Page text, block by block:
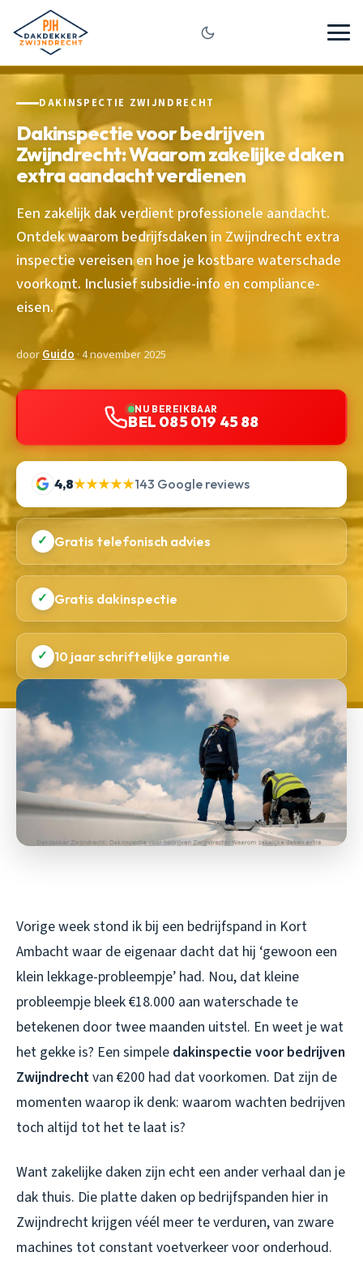
DAKINSPECTIE ZWIJNDRECHT
Dakinspectie voor bedrijven
Zwijndrecht: Waarom zakelijke daken
extra aandacht verdienen
Een zakelijk dak verdient professionele aandacht.
Ontdek waarom bedrijfsdaken in Zwijndrecht extra
inspectie vereisen en hoe je kostbare waterschade
voorkomt. Inclusief subsidie-info en compliance-
eisen.
doorGuido· 4 november 2025
NU BEREIKBAAR
BEL 085 019 45 88
4,8★★★★★143 Google reviews
✓ Gratis telefonisch advies
✓ Gratis dakinspectie
✓ 10 jaar schriftelijke garantie
Vorige week stond ik bij een bedrijfspand in Kort
Ambacht waar de eigenaar dacht dat hij ‘gewoon een
klein lekkage-probleempje’ had. Nou, dat kleine
probleempje bleek €18.000 aan waterschade te
betekenen door twee maanden uitstel. En weet je wat
het gekke is? Een simpele dakinspectie voor bedrijven
Zwijndrechtvan €200 had dat voorkomen. Dat zijn de
momenten waarop ik denk: waarom wachten bedrijven
toch altijd tot het te laat is?
Want zakelijke daken zijn echt een ander verhaal dan je
dak thuis. Die platte daken op bedrijfspanden hier in
Zwijndrecht krijgen véél meer te verduren, van zware
machines tot constant voetverkeer voor onderhoud.